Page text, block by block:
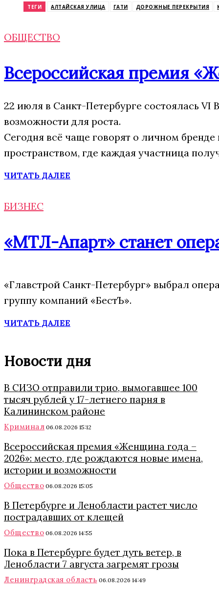
ТЕГИ АЛТАЙСКАЯ УЛИЦА ГАТИ ДОРОЖНЫЕ ПЕРЕКРЫТИЯ
ОБЩЕСТВО
Всероссийская премия
22 июля в Санкт-Петербурге состоялась VI
возможности для роста.
Сегодня всё чаще говорят о личном
пространством, где каждая участница
ЧИТАТЬ ДАЛЕЕ
БИЗНЕС
«МТЛ-Апарт» станет
«Главстрой Санкт-Петербург» выбрал
группу компаний «БестЪ».
ЧИТАТЬ ДАЛЕЕ
Новости дня
В СИЗО отправили трио, вымогавшее 100
тысяч рублей у 17-летнего парня в
Калининском районе
Криминал 06.08.2026 15:12
Всероссийская премия «Женщина года –
2026»: место, где рождаются новые имена,
истории и возможности
Общество 06.08.2026 15:05
В Петербурге и Ленобласти растет число
пострадавших от клещей
Общество 06.08.2026 14:55
Пока в Петербурге будет дуть ветер, в
Ленобласти 7 августа загремят грозы
Ленинградская область 06.08.2026 14:49